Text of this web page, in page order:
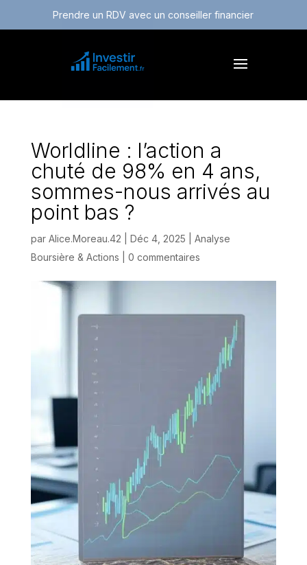
Prendre un RDV avec un conseiller financier
Worldline : l’action a
chuté de 98% en 4 ans,
sommes-nous arrivés au
point bas ?
par Alice.Moreau.42 Déc 4, 2025
Analyse
Boursière & Actions
0 commentaires